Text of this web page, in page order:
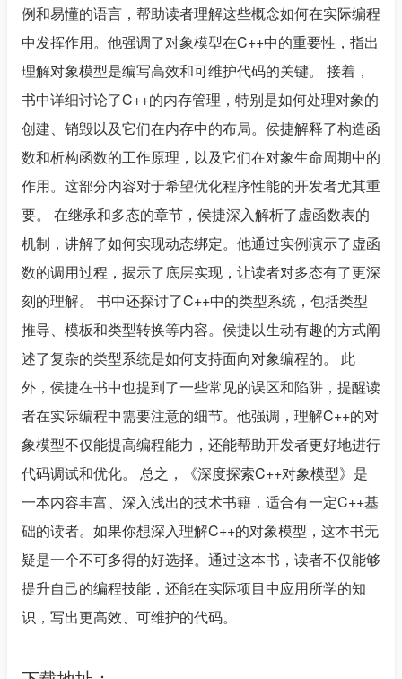
例和易懂的语言，帮助读者理解这些概念如何在实际编程
中发挥作用。他强调了对象模型在C++中的重要性，指出
理解对象模型是编写高效和可维护代码的关键。 接着，
书中详细讨论了C++的内存管理，特别是如何处理对象的
创建、销毁以及它们在内存中的布局。侯捷解释了构造函
数和析构函数的工作原理，以及它们在对象生命周期中的
作用。这部分内容对于希望优化程序性能的开发者尤其重
要。 在继承和多态的章节，侯捷深入解析了虚函数表的
机制，讲解了如何实现动态绑定。他通过实例演示了虚函
数的调用过程，揭示了底层实现，让读者对多态有了更深
刻的理解。 书中还探讨了C++中的类型系统，包括类型
推导、模板和类型转换等内容。侯捷以生动有趣的方式阐
述了复杂的类型系统是如何支持面向对象编程的。 此
外，侯捷在书中也提到了一些常见的误区和陷阱，提醒读
者在实际编程中需要注意的细节。他强调，理解C++的对
象模型不仅能提高编程能力，还能帮助开发者更好地进行
代码调试和优化。 总之，《深度探索C++对象模型》是
一本内容丰富、深入浅出的技术书籍，适合有一定C++基
础的读者。如果你想深入理解C++的对象模型，这本书无
疑是一个不可多得的好选择。通过这本书，读者不仅能够
提升自己的编程技能，还能在实际项目中应用所学的知
识，写出更高效、可维护的代码。